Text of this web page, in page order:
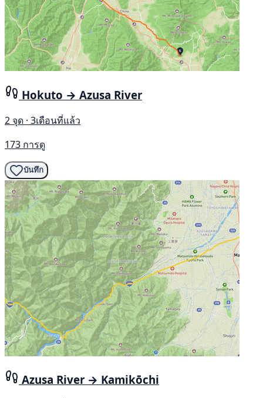
Hokuto → Azusa River
2 จุด · 3เดือนที่แล้ว
173 การดู
บันทึก
Azusa River → Kamikōchi